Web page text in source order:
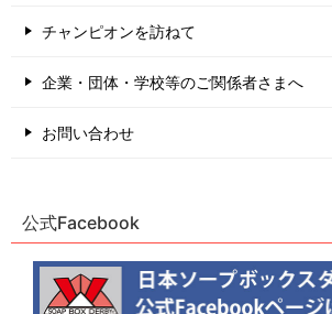
チャンピオンを訪ねて
企業・団体・学校等のご関係者さまへ
お問い合わせ
公式Facebook